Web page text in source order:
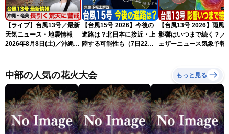
【ライブ】台風13号／最新
天気ニュース・地震情報
2026年8月8日(土)／沖縄・
〈ウェザーニュースLiVEモ
ーニング・松本真央／山口
剛央〉
【台風15号 2026】今後の
進路は？北日本に接近・上
陸する可能性も（7日22時
【台風13号 2026】雨風
影響はいつまで続く？／
ェザーニュース気象予報
中部の人気の花火大会 もっと見る